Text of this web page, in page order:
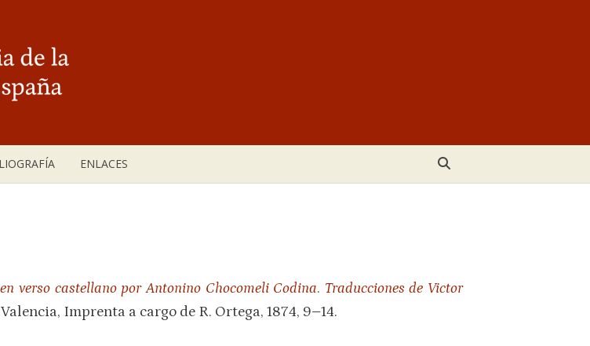
ENLACES
verso castellano por Antonino Chocomeli Codina. Traducciones de Victor
Imprenta a cargo de R. Ortega, 1874, 9–14.